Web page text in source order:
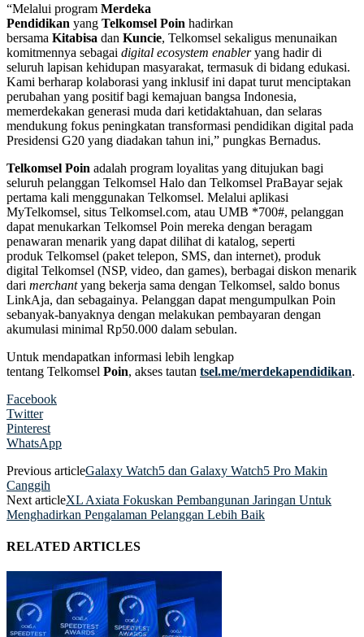
“Melalui program Merdeka
Pendidikan yang Telkomsel Poin hadirkan
bersama Kitabisa dan Kuncie, Telkomsel sekaligus menunaikan
komitmennya sebagai digital ecosystem enableryang hadir di
seluruh lapisan kehidupan masyarakat, termasuk di bidang edukasi.
Kami berharap kolaborasi yang inklusif ini dapat turut menciptakan
perubahan yang positif bagi kemajuan bangsa Indonesia,
memerdekakan generasi muda dari ketidaktahuan, dan selaras
mendukung fokus peningkatan transformasi pendidikan digital pada
Presidensi G20 yang diadakan tahun ini,” pungkas Bernadus.
Telkomsel Poin adalah program loyalitas yang ditujukan bagi
seluruh pelanggan Telkomsel Halo dan Telkomsel PraBayar sejak
pertama kali menggunakan Telkomsel. Melalui aplikasi
MyTelkomsel, situs Telkomsel.com, atau UMB *700#, pelanggan
dapat menukarkan Telkomsel Poin mereka dengan beragam
penawaran menarik yang dapat dilihat di katalog, seperti
produk Telkomsel (paket telepon, SMS, dan internet), produk
digital Telkomsel (NSP, video, dan games), berbagai diskon menarik
dari merchantyang bekerja sama dengan Telkomsel, saldo bonus
LinkAja, dan sebagainya. Pelanggan dapat mengumpulkan Poin
sebanyak-banyaknya dengan melakukan pembayaran dengan
akumulasi minimal Rp50.000 dalam sebulan.
Untuk mendapatkan informasi lebih lengkap
tentang Telkomsel Poin, akses tautan tsel.me/merdekapendidikan.
Facebook
Twitter
Pinterest
WhatsApp
Previous articleGalaxy Watch5 dan Galaxy Watch5 Pro Makin
Canggih
Next articleXL Axiata Fokuskan Pembangunan Jaringan Untuk
Menghadirkan Pengalaman Pelanggan Lebih Baik
RELATED ARTICLES